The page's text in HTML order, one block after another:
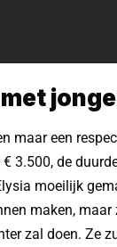
maar een
3.500, de
moeilijk
maken,
zal doen. Ze